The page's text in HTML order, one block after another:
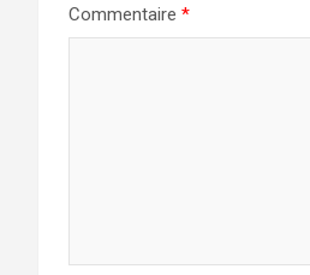
Commentaire *